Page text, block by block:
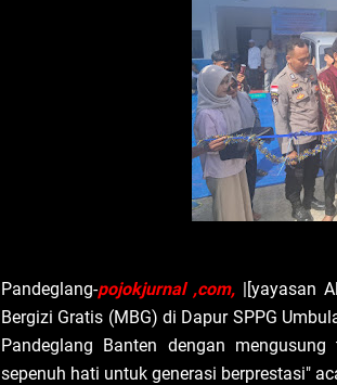
‎Pandeglang-pojokjurnal ,com, |[yayasan
Bergizi Gratis (MBG) di Dapur SPPG
Pandeglang Banten dengan
sepenuh hati untuk generasi berprestasi"